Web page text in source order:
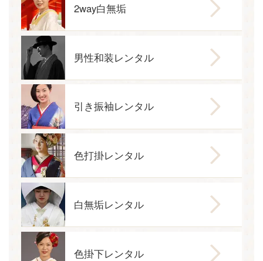
2way白無垢
男性和装レンタル
引き振袖レンタル
色打掛レンタル
白無垢レンタル
色掛下レンタル